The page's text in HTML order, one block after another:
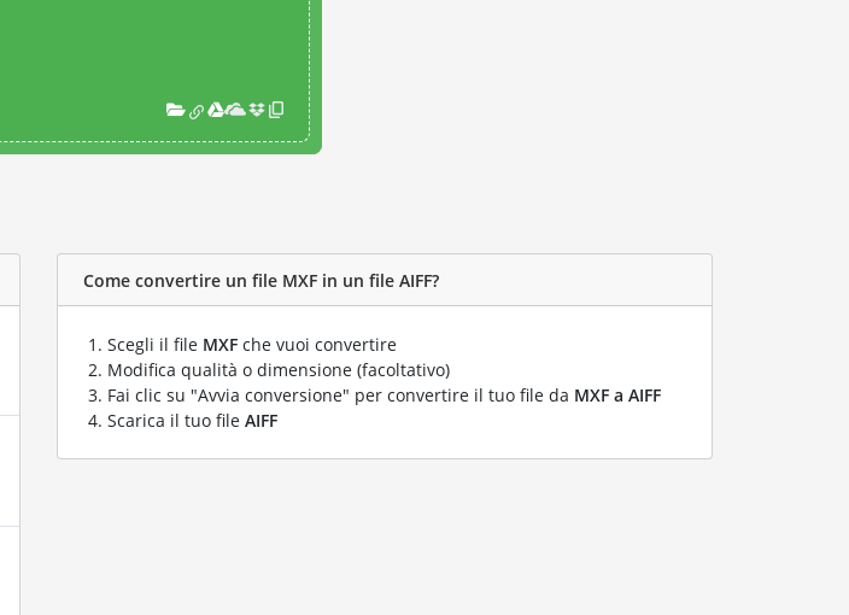
Come convertire un file MXF in un file AIFF?
Scegli il file MXF che vuoi convertire
Modifica qualità o dimensione (facoltativo)
Fai clic su "Avvia conversione" per convertire il tuo file da MXF a AIFF
Scarica il tuo file AIFF